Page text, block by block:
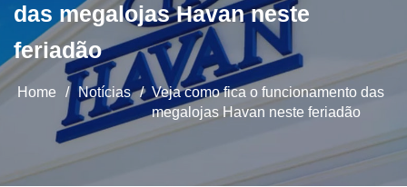
das megalojas Havan neste
feriadão
Home / Notícias / Veja como fica o funcionamento das
megalojas Havan neste feriadão